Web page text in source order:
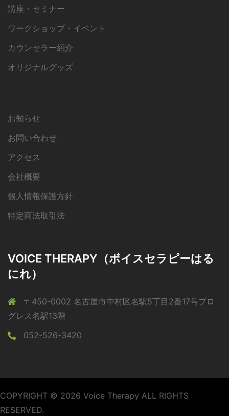
講座・セミナー
ワークショップ・イベント
カウンセラー紹介
オリジナルグッズ
お知らせ
お問い合わせ
アクセス
会社概要
個人情報保護方針
特定商法取引法
VOICE THERAPY（ボイスセラピーはる
にれ）
〒450-0002 名古屋市中村区名駅5丁目2番17号プロ
グレス名駅13階
052-526-3420
COPYRIGHT © 2026 Voice Therapy ALL RIGHTS
RESERVED.